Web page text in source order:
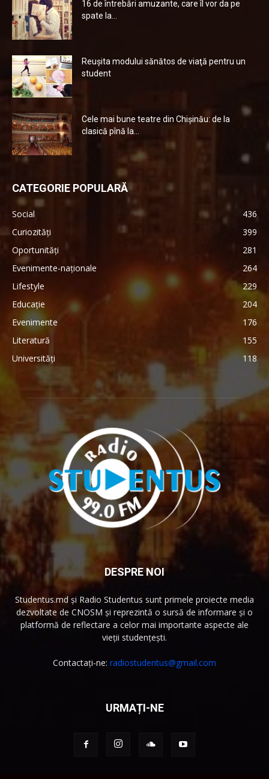
16 de întrebări amuzante, care îl vor da pe
spate la...
Reuşita modului sănătos de viaţă pentru un
student
Cele mai bune teatre din Chişinău: de la
clasică pînă la...
CATEGORIE POPULARĂ
Social
436
Curiozități
399
Oportunități
281
Evenimente-naționale
264
Lifestyle
229
Educație
204
Evenimente
176
Literatură
155
Universități
118
DESPRE NOI
Studentus.md și Radio Studentus sunt primele proiecte media
dezvoltate de CNOSM și reprezintă o sursă de informare și o
platformă de reflectare a celor mai importante aspecte ale
vieții studențești.
Contactați-ne: radiostudentus@gmail.com
URMAȚI-NE